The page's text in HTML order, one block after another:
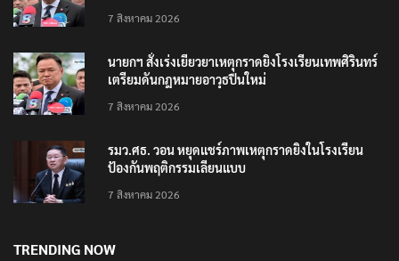
7 สิงหาคม 2026
นายกฯ สั่งเร่งเยียวยาเหตุกราดยิงโรงเรียนเทพศิรินทร์
เตรียมดันกฎหมายอาวุธปืนใหม่
7 สิงหาคม 2026
รมว.ศธ. วอน หยุดแชร์ภาพเหตุกราดยิงในโรงเรียน
ป้องกันพฤติกรรมเลียนแบบ
7 สิงหาคม 2026
TRENDING NOW